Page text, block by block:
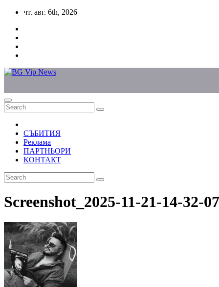
Skip
content
чт. авг. 6th, 2026
СЪБИТИЯ
Реклама
ПАРТНЬОРИ
КОНТАКТ
Screenshot_2025-11-21-14-32-